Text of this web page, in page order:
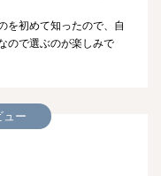
を初めて知ったので、自
ので選ぶのが楽しみで
ュー